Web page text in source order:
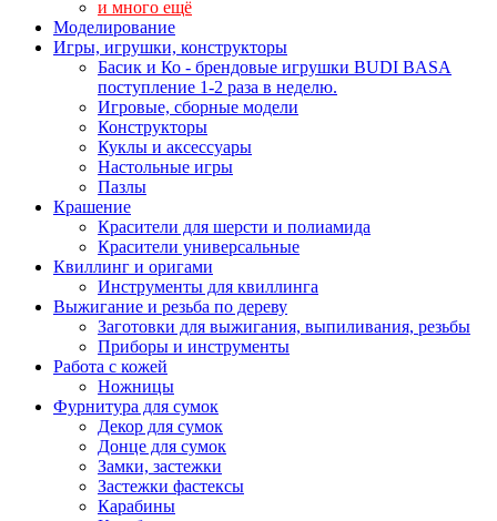
и много ещё
Моделирование
Игры, игрушки, конструкторы
Басик и Ко - брендовые игрушки BUDI BASA
поступление 1-2 раза в неделю.
Игровые, сборные модели
Конструкторы
Куклы и аксессуары
Настольные игры
Пазлы
Крашение
Красители для шерсти и полиамида
Красители универсальные
Квиллинг и оригами
Инструменты для квиллинга
Выжигание и резьба по дереву
Заготовки для выжигания, выпиливания, резьбы
Приборы и инструменты
Работа с кожей
Ножницы
Фурнитура для сумок
Декор для сумок
Донце для сумок
Замки, застежки
Застежки фастексы
Карабины